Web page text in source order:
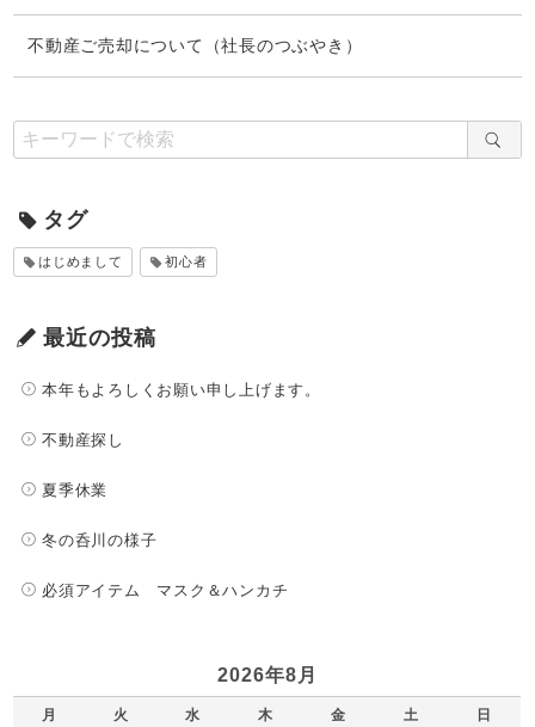
不動産ご売却について（社長のつぶやき）
タグ
はじめまして 初心者
最近の投稿
本年もよろしくお願い申し上げます。
不動産探し
夏季休業
冬の呑川の様子
必須アイテム マスク＆ハンカチ
2026年8月
月 火 水 木 金 土 日